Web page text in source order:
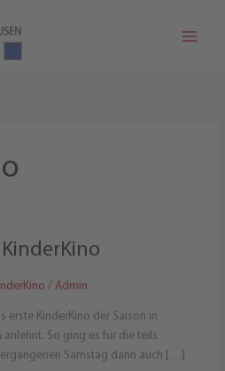
/Admin
erste KinderKino der Saison in
So ging es für die teils
Samstag dann auch […]